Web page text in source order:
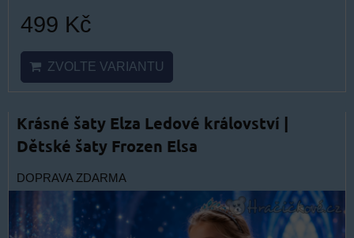
499 Kč
ZVOLTE VARIANTU
Krásné šaty Elza Ledové království |
Dětské šaty Frozen Elsa
DOPRAVA ZDARMA